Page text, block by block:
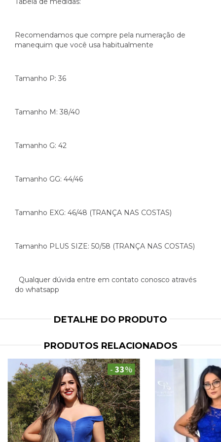
Recomendamos que compre pela numeração de
manequim que você usa habitualmente
Tamanho P: 36
Tamanho M: 38/40
Tamanho G: 42
Tamanho GG: 44/46
Tamanho EXG: 46/48 (TRANÇA NAS COSTAS)
Tamanho PLUS SIZE: 50/58 (TRANÇA NAS COSTAS)
Qualquer dúvida entre em contato conosco através
do whatsapp
DETALHE DO PRODUTO
PRODUTOS RELACIONADOS
- 33%